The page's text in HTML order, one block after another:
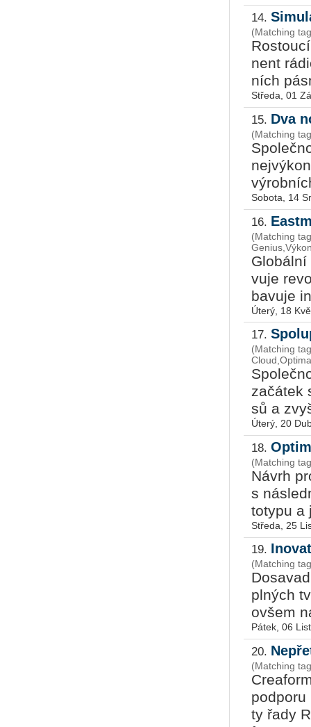
14.
(Matching
nent
ních
Středa, 01
15. Dva
(Matching
Sobota, 14
16.
(Matching
vu­je
ba­vu­je
Úterý, 18
17.
(Matching
za­čá­tek
sů a
Úterý, 20
18.
(Matching
Ná­vrh
s
to­ty­pu a
Středa, 25
19.
(Matching
pl­ných
ov­šem
Pátek, 06
20.
(Matching
ty řady